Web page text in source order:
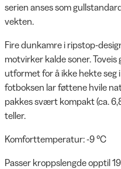
serien anses som
vekten.
Fire dunkamre i ripstop-
motvirker kalde soner.
utformet for å ikke hekte seg
fotboksen lar føttene hvile
pakkes svært kompakt (ca.
teller.
Komforttemperatur: -9 °C
Passer kroppslengde opptil